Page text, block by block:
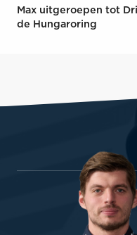
Max uitgeroepen tot
de Hungaroring